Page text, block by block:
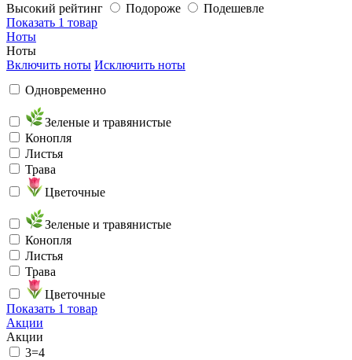
Высокий рейтинг
Подороже
Подешевле
Показать 1 товар
Ноты
Ноты
Включить ноты Исключить ноты
Одновременно
Зеленые и травянистые
Конопля
Листья
Трава
Цветочные
Зеленые и травянистые
Конопля
Листья
Трава
Цветочные
Показать 1 товар
Акции
Акции
3=4